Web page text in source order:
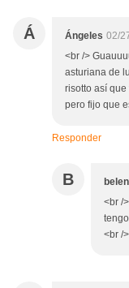
Á Ángeles 02/
<br />
asturiana de
risotto así
pero fijo que
Responder
B
<br /
<br /